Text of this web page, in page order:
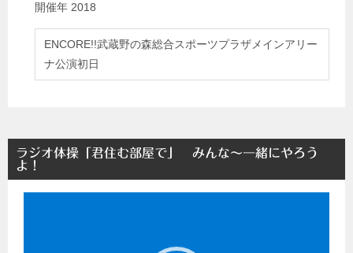
開催年 2018
ENCORE!!武蔵野の森総合スポーツプラザメインアリー
ナ公演初日
ラジオ体操「君住む部屋で」 みんな～一緒にやろう
よ！